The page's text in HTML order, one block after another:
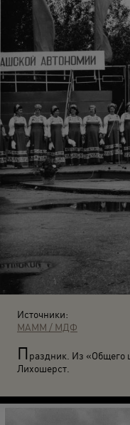
Источники:
МАММ / МДФ
Праздник. Из «Общего
Лихошерст.